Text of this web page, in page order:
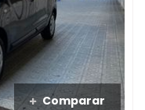
Comparar